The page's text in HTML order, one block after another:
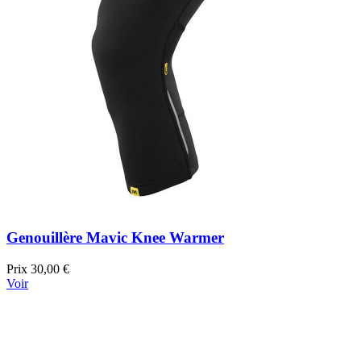
Genouillère Mavic Knee Warmer
Prix 30,00 €
Voir